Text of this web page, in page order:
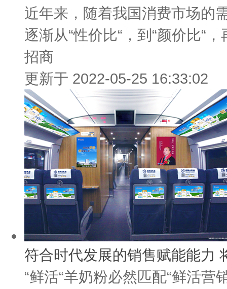
近年来，随着我国消费市场的
逐渐从“性价比“，到“颜价比“
招商
更新于 2022-05-25 16:33:02
符合时代发展的销售赋能能力
“鲜活“羊奶粉必然匹配“鲜活